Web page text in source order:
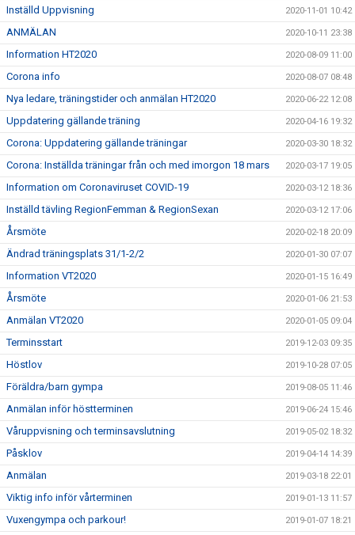
Inställd Uppvisning 2020-11-01 10:42
ANMÄLAN 2020-10-11 23:38
Information HT2020 2020-08-09 11:00
Corona info 2020-08-07 08:48
Nya ledare, träningstider och anmälan HT2020 2020-06-22 12:08
Uppdatering gällande träning 2020-04-16 19:32
Corona: Uppdatering gällande träningar 2020-03-30 18:32
Corona: Inställda träningar från och med imorgon 18 mars 2020-03-17 19:05
Information om Coronaviruset COVID-19 2020-03-12 18:36
Inställd tävling RegionFemman & RegionSexan 2020-03-12 17:06
Årsmöte 2020-02-18 20:09
Ändrad träningsplats 31/1-2/2 2020-01-30 07:07
Information VT2020 2020-01-15 16:49
Årsmöte 2020-01-06 21:53
Anmälan VT2020 2020-01-05 09:04
Terminsstart 2019-12-03 09:35
Höstlov 2019-10-28 07:05
Föräldra/barn gympa 2019-08-05 11:46
Anmälan inför höstterminen 2019-06-24 15:46
Våruppvisning och terminsavslutning 2019-05-02 18:32
Påsklov 2019-04-14 14:39
Anmälan 2019-03-18 22:01
Viktig info inför vårterminen 2019-01-13 11:57
Vuxengympa och parkour! 2019-01-07 18:21